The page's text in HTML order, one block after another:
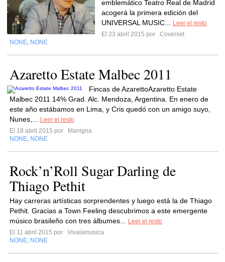
emblemático Teatro Real de Madrid
acogerá la primera edición del
UNIVERSAL MUSIC...
Leer el resto
El 23 abril 2015 por
Coverset
NONE NONE
Azaretto Estate Malbec 2011
Fincas de AzarettoAzaretto Estate
Malbec 2011 14% Grad. Alc. Mendoza, Argentina. En enero de
este año estábamos en Lima, y Cris quedó con un amigo suyo,
Nunes,...
Leer el resto
El 18 abril 2015 por
Manigna
NONE NONE
Rock’n’Roll Sugar Darling de
Thiago Pethit
Hay carreras artísticas sorprendentes y luego está la de Thiago
Pethit. Gracias a Town Feeling descubrimos a este emergente
músico brasileño con tres álbumes...
Leer el resto
El 11 abril 2015 por
Vivalamusica
NONE NONE